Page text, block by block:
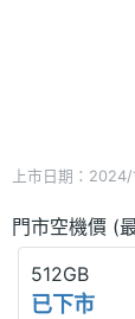
上市日期：2024/
門市空機價 (
512GB
已下市